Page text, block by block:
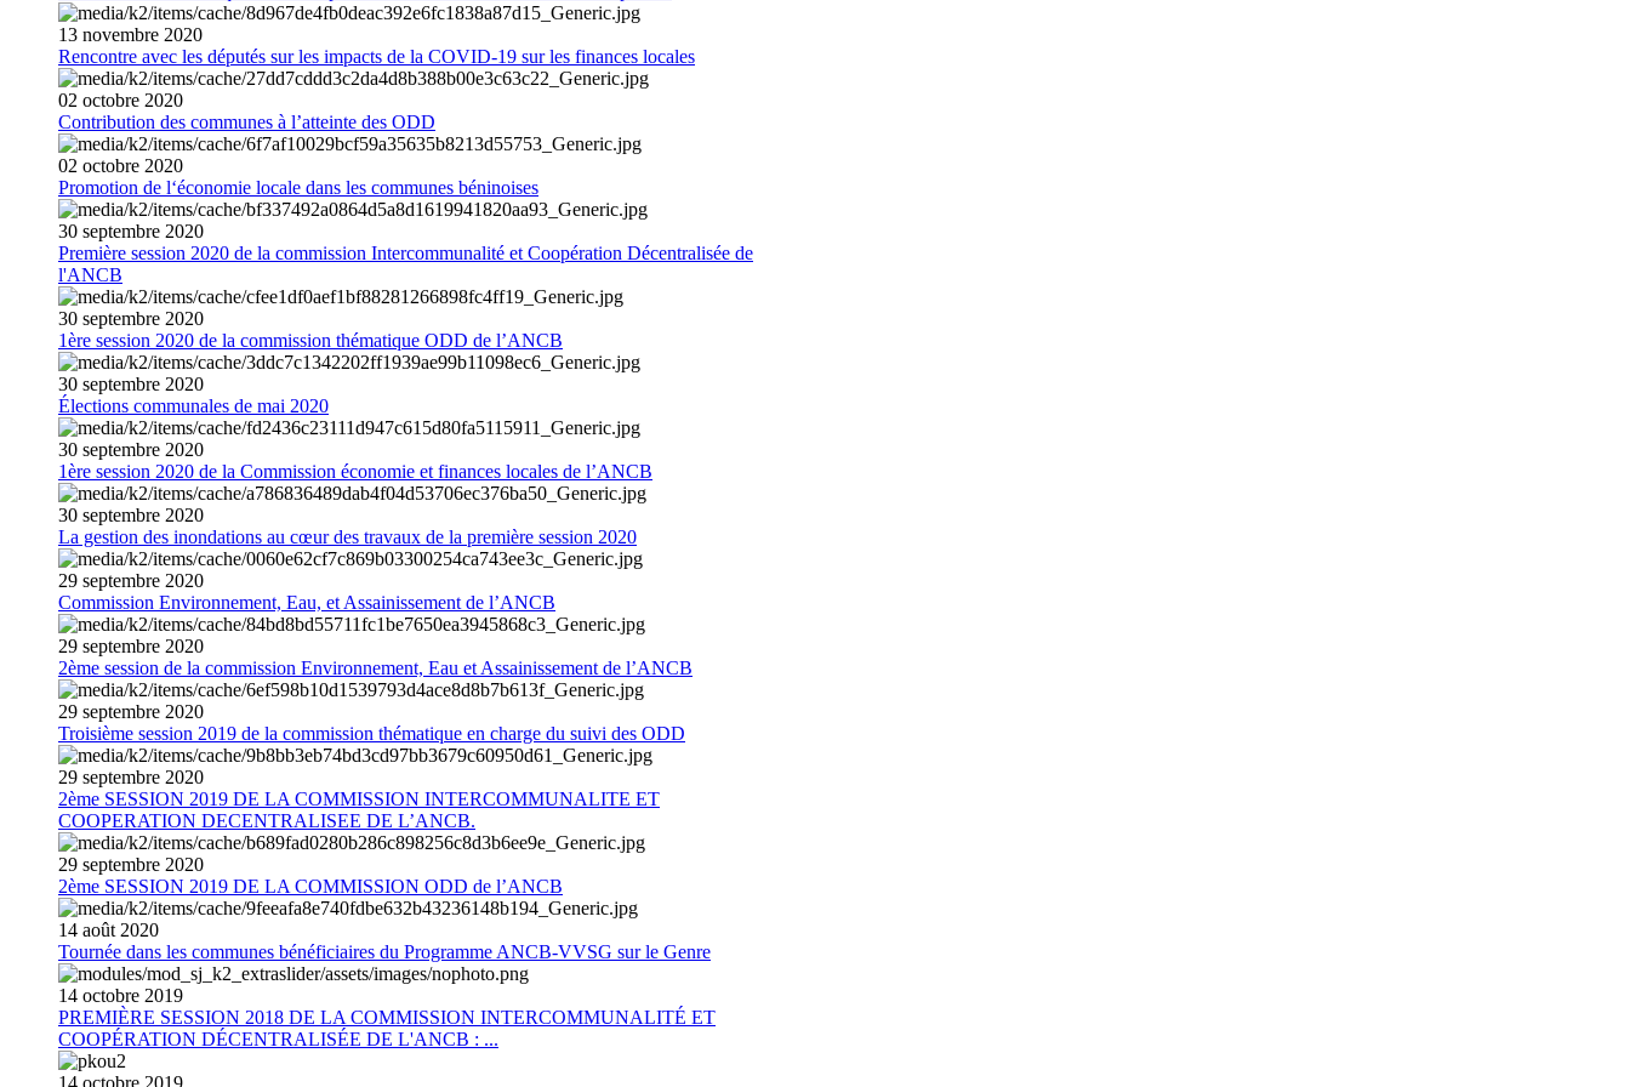
13 novembre 2020
Rencontre avec les députés sur les impacts de la COVID-19 sur les finances locales
02 octobre 2020
Contribution des communes à l’atteinte des ODD
02 octobre 2020
Promotion de l‘économie locale dans les communes béninoises
30 septembre 2020
Première session 2020 de la commission Intercommunalité et Coopération Décentralisée de
l'ANCB
30 septembre 2020
1ère session 2020 de la commission thématique ODD de l’ANCB
30 septembre 2020
Élections communales de mai 2020
30 septembre 2020
1ère session 2020 de la Commission économie et finances locales de l’ANCB
30 septembre 2020
La gestion des inondations au cœur des travaux de la première session 2020
29 septembre 2020
Commission Environnement, Eau, et Assainissement de l’ANCB
29 septembre 2020
2ème session de la commission Environnement, Eau et Assainissement de l’ANCB
29 septembre 2020
Troisième session 2019 de la commission thématique en charge du suivi des ODD
29 septembre 2020
2ème SESSION 2019 DE LA COMMISSION INTERCOMMUNALITE ET
COOPERATION DECENTRALISEE DE L’ANCB.
29 septembre 2020
2ème SESSION 2019 DE LA COMMISSION ODD de l’ANCB
14 août 2020
Tournée dans les communes bénéficiaires du Programme ANCB-VVSG sur le Genre
14 octobre 2019
PREMIÈRE SESSION 2018 DE LA COMMISSION INTERCOMMUNALITÉ ET
COOPÉRATION DÉCENTRALISÉE DE L'ANCB : ...
14 octobre 2019